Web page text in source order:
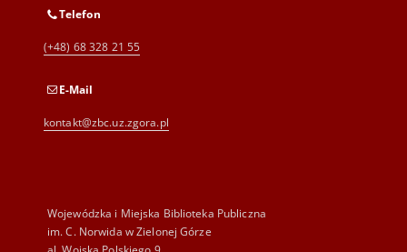
Telefon
(+48) 68 328 21 55
E-Mail
kontakt@zbc.uz.zgora.pl
Wojewódzka i Miejska Biblioteka Publiczna
im. C. Norwida w Zielonej Górze